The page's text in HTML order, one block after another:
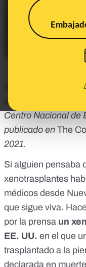
Republicamos este
investigador en
Centro Nacional de
publicado en The
2021.
Si alguien pensaba
xenotrasplantes
médicos desde
que sigue viva.
por la prensa un
EE. UU. en el que
trasplantado a la
declarada en